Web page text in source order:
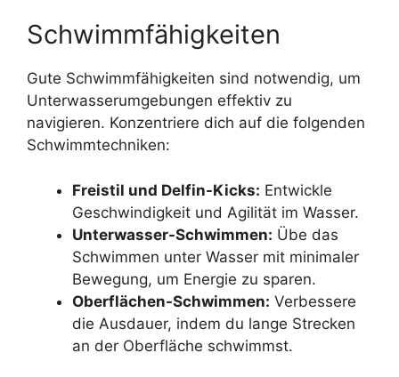
Schwimmfähigkeiten
Gute Schwimmfähigkeiten sind notwendig, um
Unterwasserumgebungen effektiv zu
navigieren. Konzentriere dich auf die folgenden
Schwimmtechniken:
Freistil und Delfin-Kicks: Entwickle
Geschwindigkeit und Agilität im Wasser.
Unterwasser-Schwimmen: Übe das
Schwimmen unter Wasser mit minimaler
Bewegung, um Energie zu sparen.
Oberflächen-Schwimmen: Verbessere
die Ausdauer, indem du lange Strecken
an der Oberfläche schwimmst.